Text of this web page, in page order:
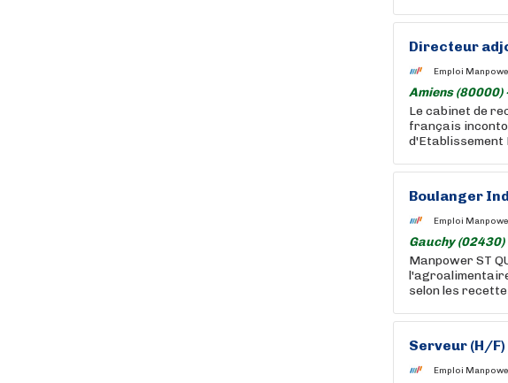
Directeur
Emploi
Amiens (80000)
Le cabinet de
français
d'Etablissement
Boulanger
Emploi
Gauchy (02430)
Manpower ST
selon les
Serveur (H/F)
Emploi